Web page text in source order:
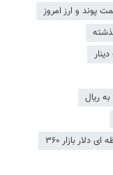
پوند و ارز امروز
ریال
دلار بازار ۳۶۰